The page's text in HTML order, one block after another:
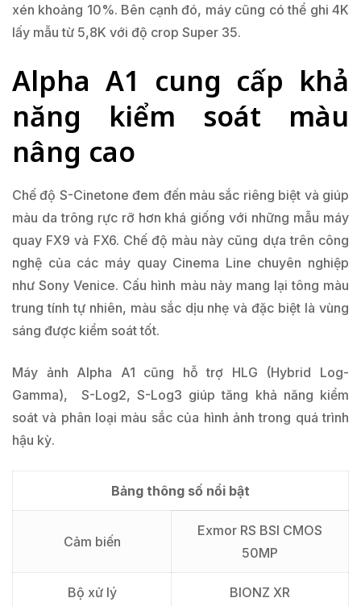
xén khoảng 10%. Bên cạnh đó, máy cũng có thể ghi 4K
lấy mẫu từ 5,8K với độ crop Super 35.
Alpha A1 cung cấp khả
năng kiểm soát màu
nâng cao
Chế độ S-Cinetone đem đến màu sắc riêng biệt và giúp
màu da trông rực rỡ hơn khá giống với những mẫu máy
quay FX9 và FX6. Chế độ màu này cũng dựa trên công
nghệ của các máy quay Cinema Line chuyên nghiệp
như Sony Venice. Cấu hình màu này mang lại tông màu
trung tính tự nhiên, màu sắc dịu nhẹ và đặc biệt là vùng
sáng được kiểm soát tốt.
Máy ảnh Alpha A1 cũng hỗ trợ HLG (Hybrid Log-
Gamma), S-Log2, S-Log3 giúp tăng khả năng kiểm
soát và phân loại màu sắc của hình ảnh trong quá trình
hậu kỳ.
Bảng thông số nổi bật
Cảm biến
Exmor RS BSI CMOS
50MP
Bộ xử lý BIONZ XR